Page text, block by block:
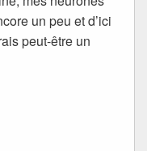
un peu et d’ici
peut-être un